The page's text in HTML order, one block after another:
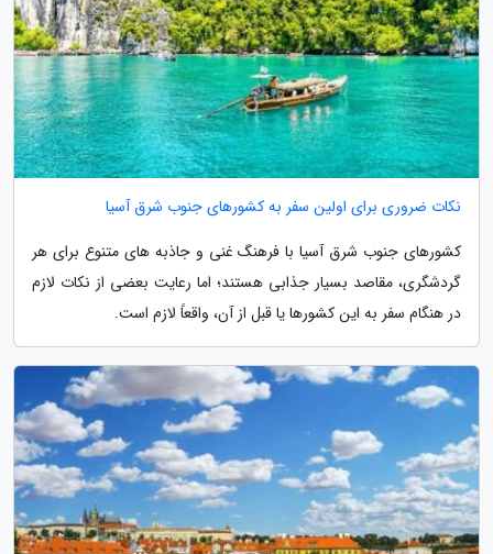
نکات ضروری برای اولین سفر به کشورهای جنوب شرق آسیا
کشورهای جنوب شرق آسیا با فرهنگ غنی و جاذبه های متنوع برای هر
گردشگری، مقاصد بسیار جذابی هستند؛ اما رعایت بعضی از نکات لازم
در هنگام سفر به این کشورها یا قبل از آن، واقعاً لازم است.